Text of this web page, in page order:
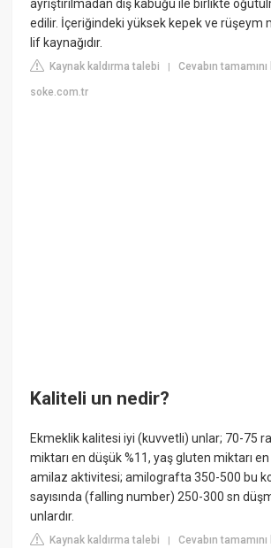
ayrıştırılmadan dış kabuğu ile birlikte
edilir. İçeriğindeki yüksek kepek ve rüşeym
lif kaynağıdır.
Kaynak kaldırma talebi |Cevabın
soke.com.tr
Kaliteli un nedir?
Ekmeklik kalitesi iyi (kuvvetli) unlar; 70-75
miktarı en düşük %11, yaş gluten miktarı
amilaz aktivitesi; amilografta 350-500 bu
sayısında (falling number) 250-300 sn
unlardır.
Kaynak kaldırma talebi |Cevabın